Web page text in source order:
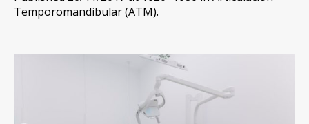
Temporomandibular (ATM).